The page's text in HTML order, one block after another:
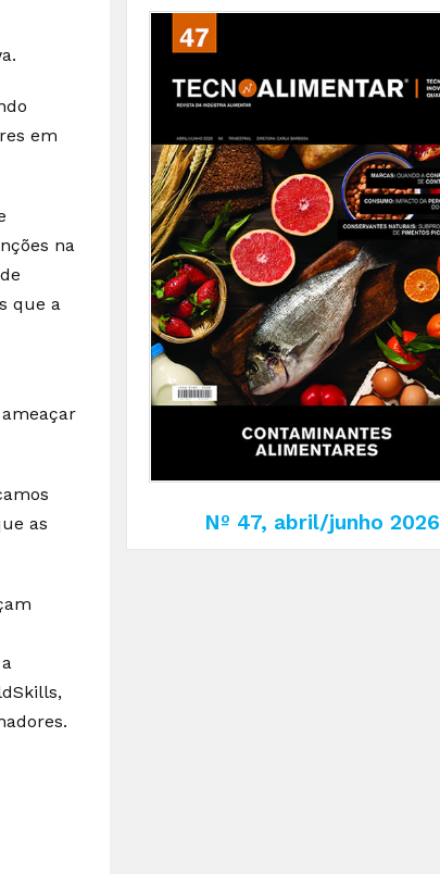
em
na
que a
as
Nº 47, abril/junho 2026